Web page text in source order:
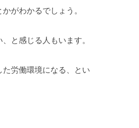
がわかるでしょう。
と感じる人もいます。
労働環境になる、とい